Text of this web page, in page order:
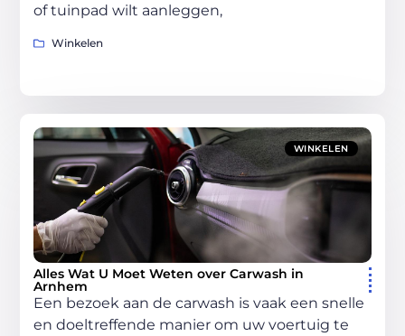
of tuinpad wilt aanleggen,
Winkelen
WINKELEN
Alles Wat U Moet Weten over Carwash in
Arnhem
Een bezoek aan de carwash is vaak een snelle
en doeltreffende manier om uw voertuig te